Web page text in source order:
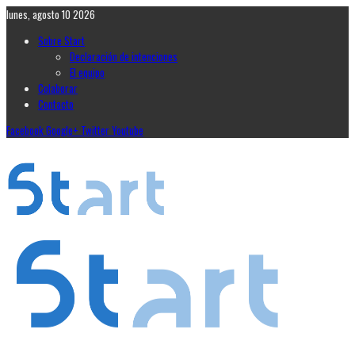
lunes, agosto 10 2026
Sobre Start
Declaración de intenciones
El equipo
Colaborar
Contacto
FacebookGoogle+ TwitterYoutube